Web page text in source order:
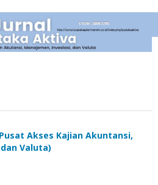
Akses Kajian Akuntansi,
Valuta)